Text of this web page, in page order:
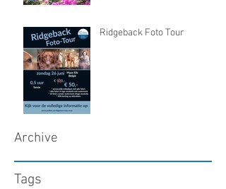
Ridgeback Foto Tour
Archive
Tags